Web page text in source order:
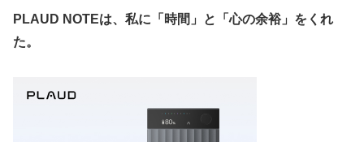
​PLAUD NOTEは、私に「時間」と「心の余裕」をくれ
た。